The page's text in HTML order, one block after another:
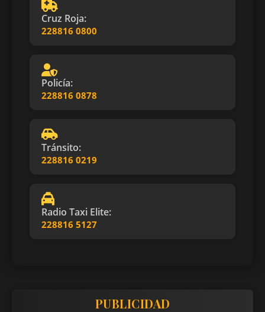
Cruz Roja:
228816 0800
Policía:
228816 0878
Tránsito:
228816 0219
Radio Taxi Elite:
228816 5127
PUBLICIDAD